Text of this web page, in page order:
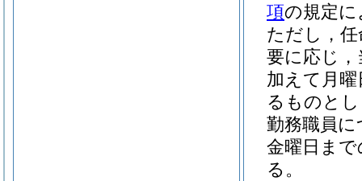
項の規定
ただし，
要に応じ
加えて月
るものと
勤務職員
金曜日ま
る。